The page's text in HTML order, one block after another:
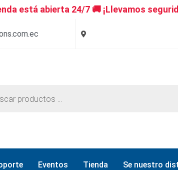
está abierta 24/7 🚚 ¡Llevamos
Eventos Tienda Se nuestro